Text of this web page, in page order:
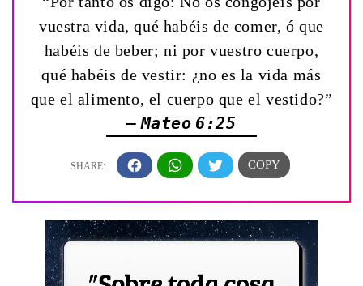
vuestra vida, qué habéis de comer, ó que
habéis de beber; ni por vuestro cuerpo,
qué habéis de vestir: ¿no es la vida más
que el alimento, el cuerpo que el vestido?”
— Mateo 6:25